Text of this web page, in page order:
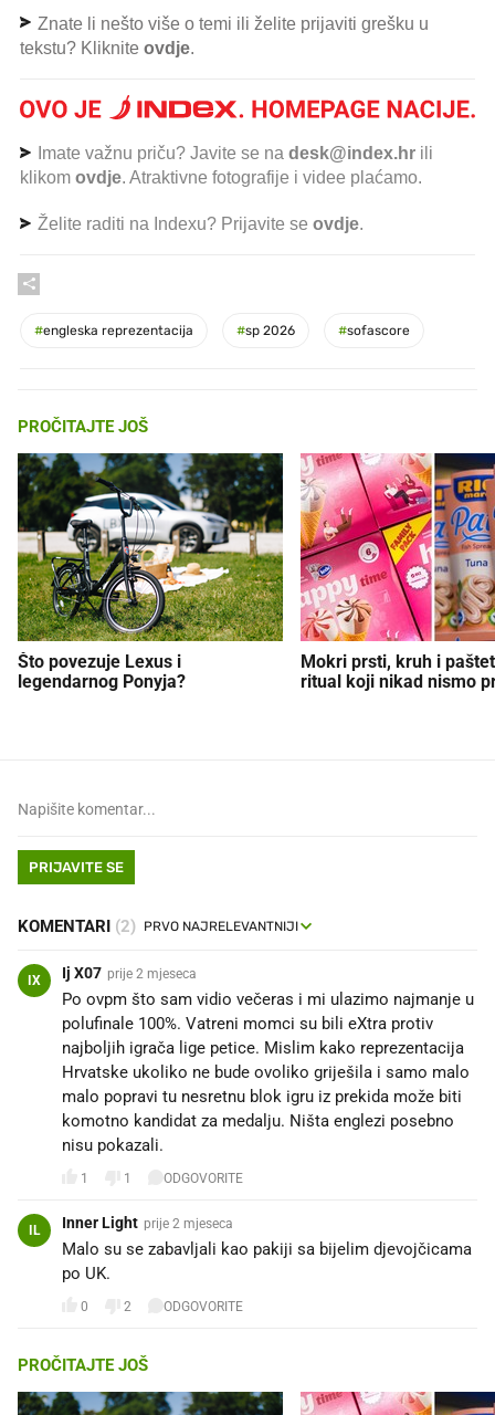
Znate li nešto više o temi ili želite prijaviti grešku u
tekstu? Kliknite ovdje.
Imate važnu priču? Javite se na desk@index.hr ili
klikom ovdje. Atraktivne fotografije i videe plaćamo.
Želite raditi na Indexu? Prijavite se ovdje.
#engleska reprezentacija #sp 2026 #sofascore
PROČITAJTE JOŠ
Što povezuje Lexus i
legendarnog Ponyja?
Mokri prsti, kruh i
ritual koji nikad nismo
PRIJAVITE SE
KOMENTARI (2)
IX Ij X07 prije 2 mjeseca
Po ovpm što sam vidio večeras i mi ulazimo najmanje u
polufinale 100%. Vatreni momci su bili eXtra protiv
najboljih igrača lige petice. Mislim kako reprezentacija
Hrvatske ukoliko ne bude ovoliko griješila i samo malo
malo popravi tu nesretnu blok igru iz prekida može biti
komotno kandidat za medalju. Ništa englezi posebno
nisu pokazali.
1 1 ODGOVORITE
IL Inner Light prije 2 mjeseca
Malo su se zabavljali kao pakiji sa bijelim djevojčicama
po UK.
0 2 ODGOVORITE
PROČITAJTE JOŠ